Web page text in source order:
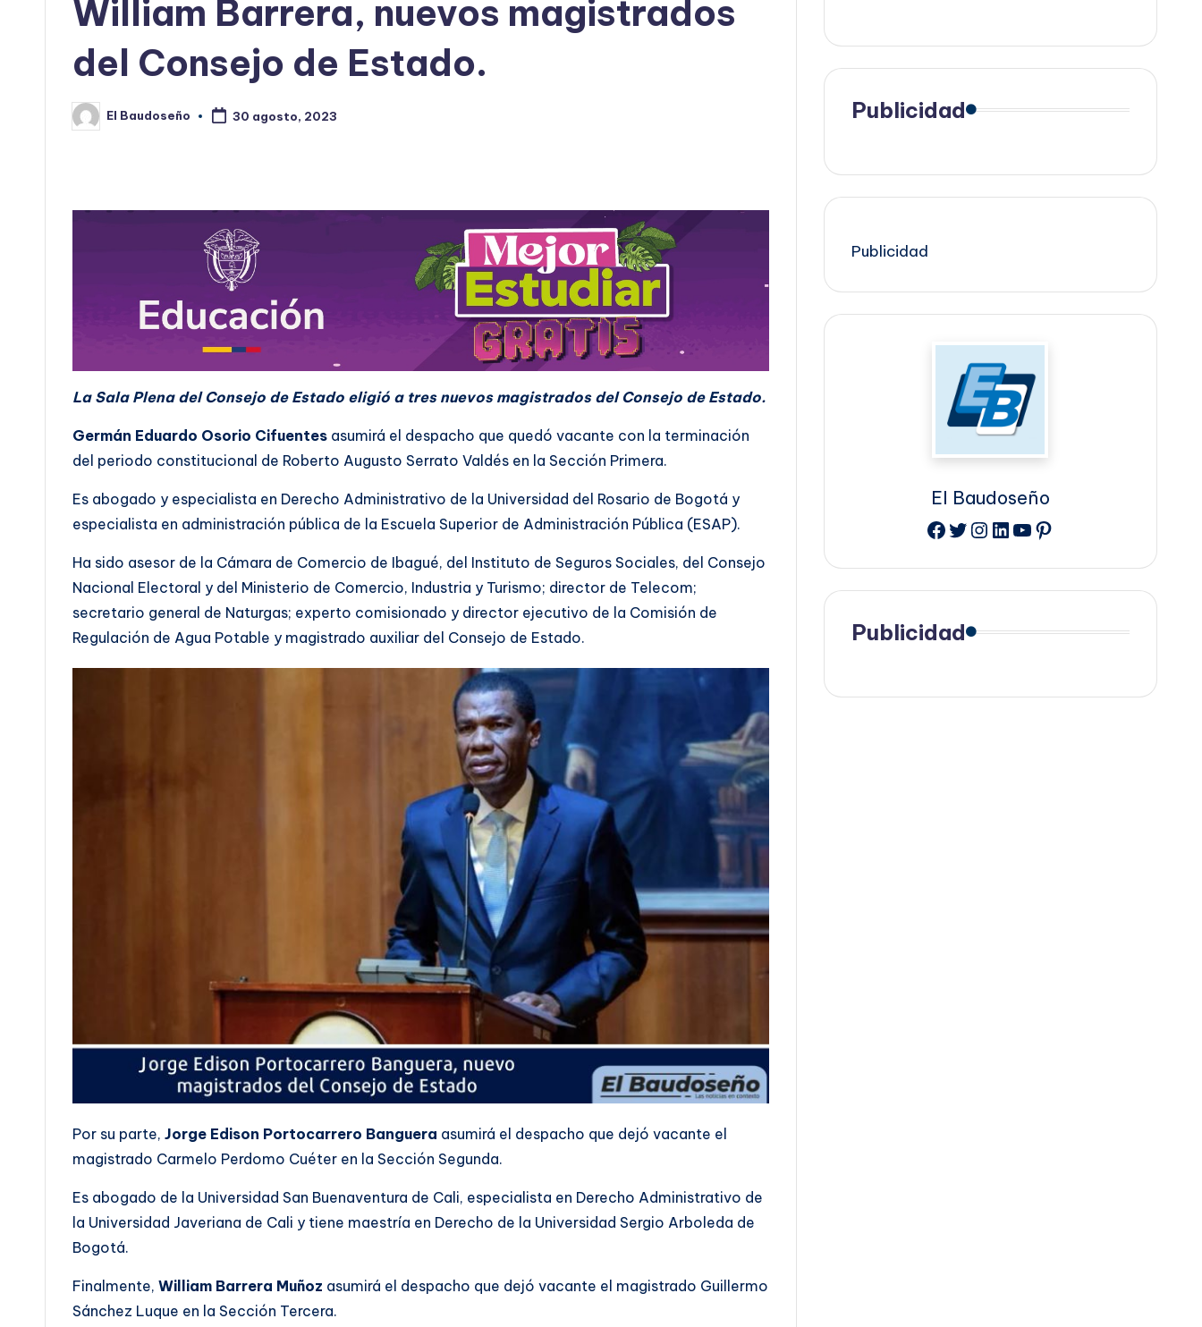
William Barrera, nuevos magistrados
del Consejo de Estado.
Publicado
por
El Baudoseño 30 agosto, 2023
La Sala Plena del Consejo de Estado eligió a tres nuevos magistrados del Consejo de Estado.
Germán Eduardo Osorio Cifuentes asumirá el despacho que quedó vacante con la terminación
del periodo constitucional de Roberto Augusto Serrato Valdés en la Sección Primera.
Es abogado y especialista en Derecho Administrativo de la Universidad del Rosario de Bogotá y
especialista en administración pública de la Escuela Superior de Administración Pública (ESAP).
Ha sido asesor de la Cámara de Comercio de Ibagué, del Instituto de Seguros Sociales, del Consejo
Nacional Electoral y del Ministerio de Comercio, Industria y Turismo; director de Telecom;
secretario general de Naturgas; experto comisionado y director ejecutivo de la Comisión de
Regulación de Agua Potable y magistrado auxiliar del Consejo de Estado.
Por su parte, Jorge Edison Portocarrero Banguera asumirá el despacho que dejó vacante el
magistrado Carmelo Perdomo Cuéter en la Sección Segunda.
Es abogado de la Universidad San Buenaventura de Cali, especialista en Derecho Administrativo de
la Universidad Javeriana de Cali y tiene maestría en Derecho de la Universidad Sergio Arboleda de
Bogotá.
Finalmente, William Barrera Muñoz asumirá el despacho que dejó vacante el magistrado Guillermo
Sánchez Luque en la Sección Tercera.
Publicidad
Publicidad
El Baudoseño
Facebook
Twitter
Instagram
LinkedIn
YouTube
Pinterest
Publicidad